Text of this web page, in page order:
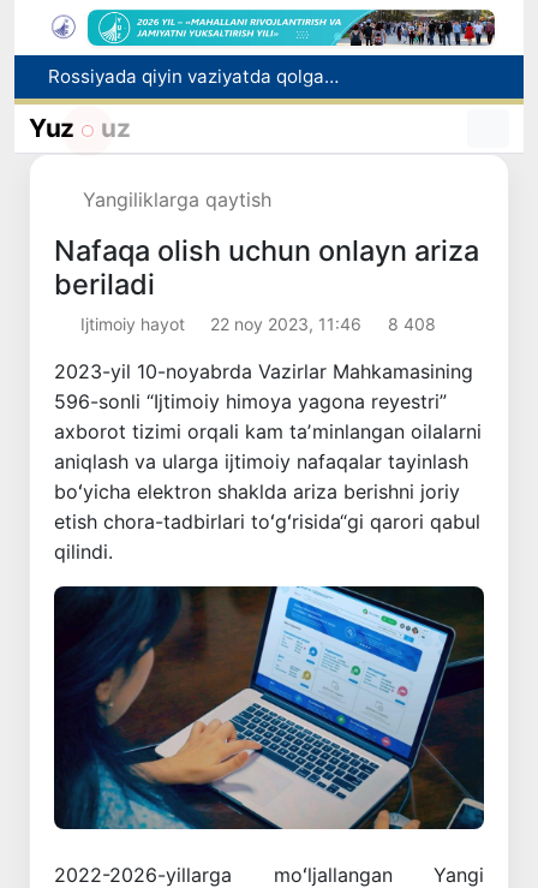
2030 yilgacha xavfli chiqindilarni qayta ishlash darajasi 20 foizga yetkaziladi
Oʻzbekiston ilk bor Xalqaro informatika olimpiadasi — IOI 2026ga mezbonlik qiladi
Yuz uz
Yangiliklarga qaytish
Nafaqa olish uchun onlayn ariza
beriladi
Ijtimoiy hayot 22 noy 2023, 11:46 8 408
2023-yil 10-noyabrda Vazirlar Mahkamasining
596-sonli “Ijtimoiy himoya yagona reyestri”
axborot tizimi orqali kam taʼminlangan oilalarni
aniqlash va ularga ijtimoiy nafaqalar tayinlash
boʻyicha elektron shaklda ariza berishni joriy
etish chora-tadbirlari toʻgʻrisida“gi qarori qabul
qilindi.
2022-2026-yillarga moʻljallangan Yangi